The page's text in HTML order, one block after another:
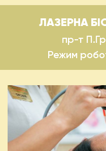
ЛАЗЕРНА
пр-т
Режим